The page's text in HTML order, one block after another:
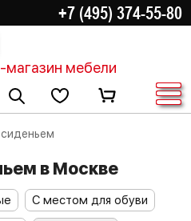
+7 (495) 374-55-80
магазин мебели
С сиденьем
в Москве
С местом для обуви